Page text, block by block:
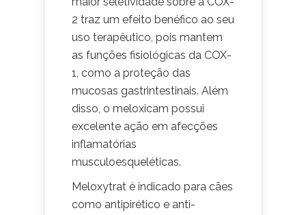
2 traz um efeito benéfico ao seu
uso terapêutico, pois mantem
as funções fisiológicas da COX-
1, como a proteção das
mucosas gastrintestinais. Além
disso, o meloxicam possui
excelente ação em afecções
inflamatórias
musculoesqueléticas.
Meloxytrat é indicado para cães
como antipirético e anti-